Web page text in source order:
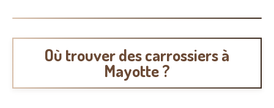
Où trouver des carrossiers à
Mayotte ?